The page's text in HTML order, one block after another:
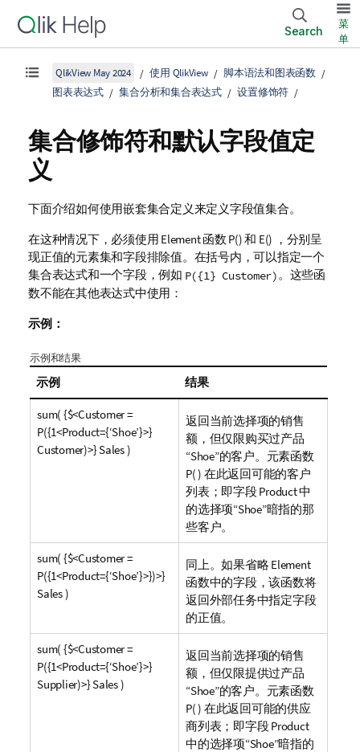
Search
菜
单
QlikView May 2024 使用 QlikView
脚本语法和图表函数
图表表达式
集合分析和集合表达式 设置修饰符
集合修饰符和默认字段值定
义
下面介绍如何使用嵌套集合定义来定义字段值集合。
在这种情况下，必须使用 Element 函数 P() 和 E() ，分别呈
现正值的元素集和字段排除值。在括号内，可以指定一个
集合表达式和一个字段，例如 P({1} Customer)。这些函
数不能在其他表达式中使用：
示例：
示例和结果
示例 结果
sum( {$<Customer =
P({1<Product={‘Shoe’}>}
Customer)>} Sales )
返回当前选择项的销售
额，但仅限购买过产品
“Shoe”的客户。元素函数
P( ) 在此返回可能的客户
列表；即字段Product中
的选择项“Shoe”暗指的那
些客户。
sum( {$<Customer =
P({1<Product={‘Shoe’}>})>}
Sales )
同上。如果省略 Element
函数中的字段，该函数将
返回外部任务中指定字段
的正值。
sum( {$<Customer =
P({1<Product={‘Shoe’}>}
Supplier)>} Sales )
返回当前选择项的销售
额，但仅限提供过产品
“Shoe”的客户。元素函数
P( ) 在此返回可能的供应
商列表；即字段Product
中的选择项“Shoe”暗指的